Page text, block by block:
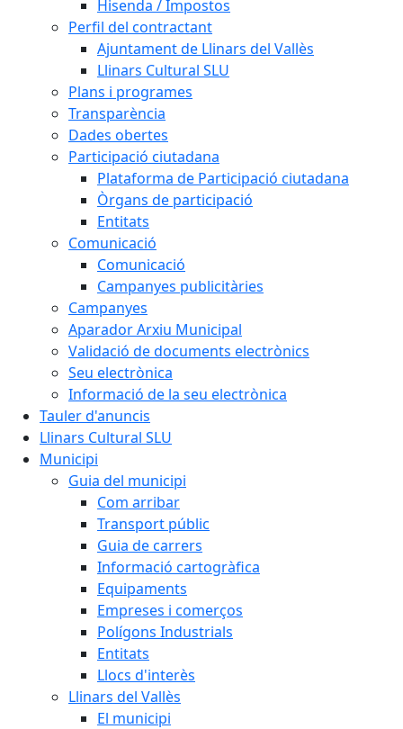
Hisenda / Impostos
Perfil del contractant
Ajuntament de Llinars del Vallès
Llinars Cultural SLU
Plans i programes
Transparència
Dades obertes
Participació ciutadana
Plataforma de Participació ciutadana
Òrgans de participació
Entitats
Comunicació
Comunicació
Campanyes publicitàries
Campanyes
Aparador Arxiu Municipal
Validació de documents electrònics
Seu electrònica
Informació de la seu electrònica
Tauler d'anuncis
Llinars Cultural SLU
Municipi
Guia del municipi
Com arribar
Transport públic
Guia de carrers
Informació cartogràfica
Equipaments
Empreses i comerços
Polígons Industrials
Entitats
Llocs d'interès
Llinars del Vallès
El municipi